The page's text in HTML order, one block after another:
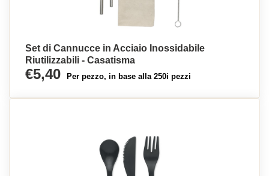
Set di Cannucce in Acciaio Inossidabile
Riutilizzabili - Casatisma
€5,40 Per pezzo, in base alla 250i pezzi